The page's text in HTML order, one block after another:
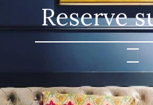
Reserve